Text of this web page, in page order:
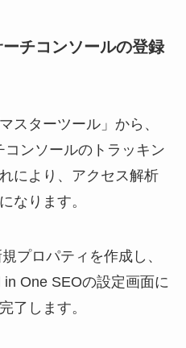
チコンソールの登録
スターツール」から、
ンソールのトラッキン
により、アクセス解析
なります。
プロパティを作成し、
One SEOの設定画面に
了します。